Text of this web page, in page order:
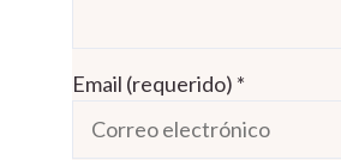
Email (requerido) *